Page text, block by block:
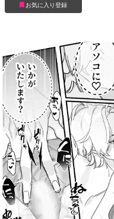
お気に入り登録